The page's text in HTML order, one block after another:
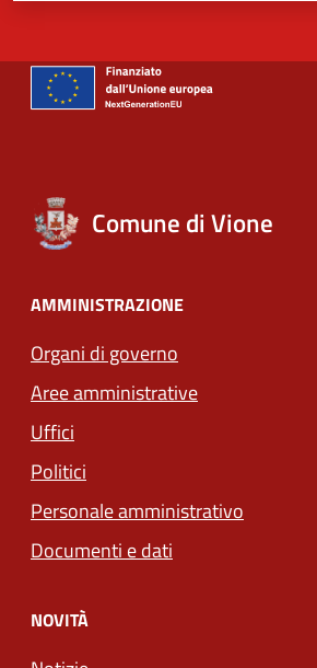
Comune di Vione
AMMINISTRAZIONE
Organi di governo
Aree amministrative
Uffici
Politici
Personale amministrativo
Documenti e dati
NOVITÀ